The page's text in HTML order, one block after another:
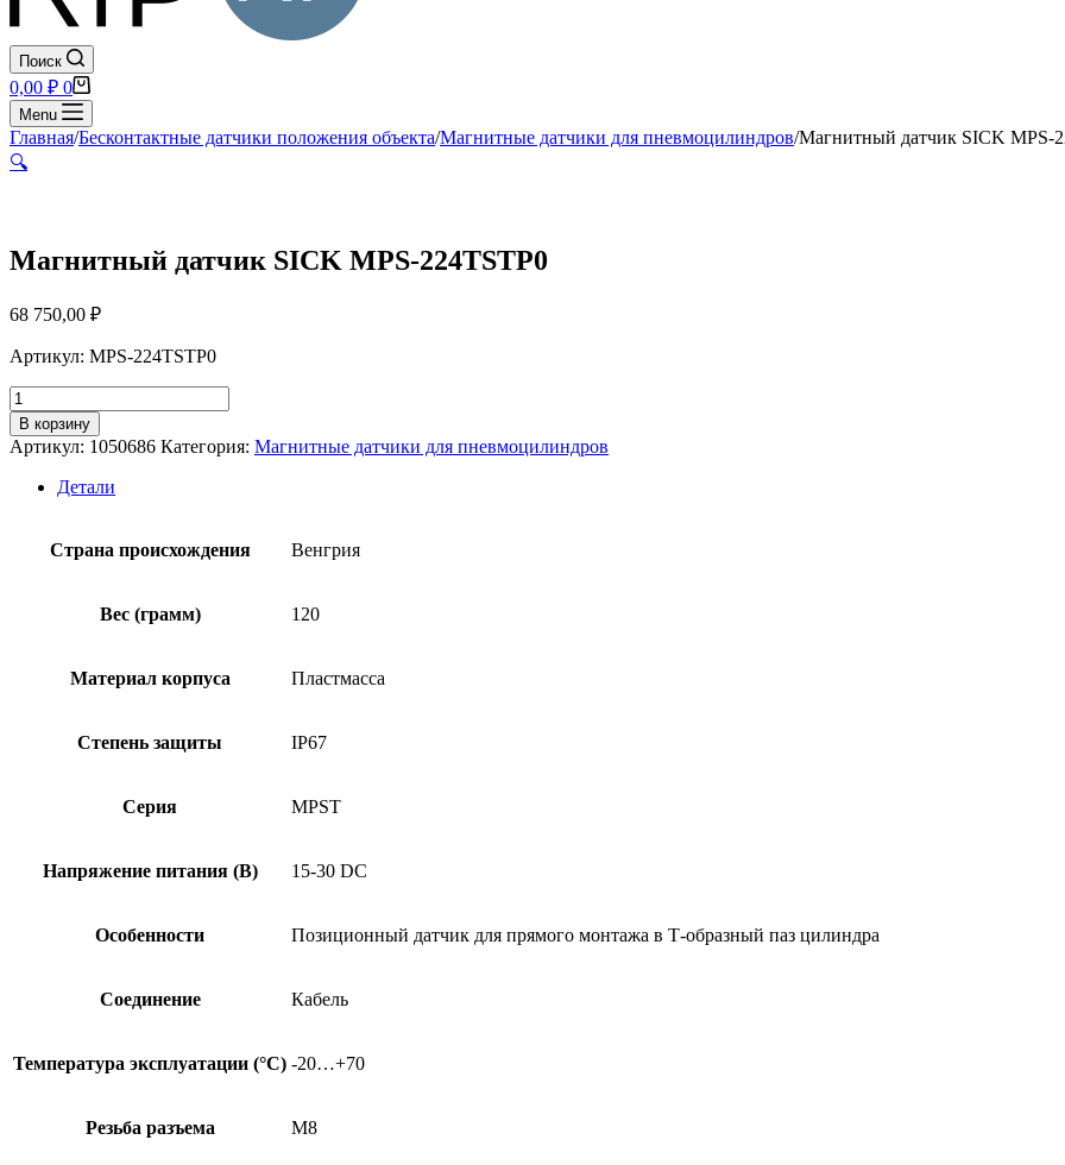
Поиск
Корзина
0,00 ₽ 0
Menu
Главная/Бесконтактные датчики положения объекта/Магнитные датчики для пневмоцилиндров/Магнитный датчик SICK MPS-
🔍
Магнитный датчик SICK MPS-224TSTP0
68 750,00 ₽
Артикул: MPS-224TSTP0
Количество
товара
Магнитный
датчик
SICK
В корзину
Артикул: 1050686 Категория: Магнитные датчики для пневмоцилиндров
Детали
Страна происхождения Венгрия
Вес (грамм) 120
Материал корпуса Пластмасса
Степень защиты IP67
Серия MPST
Напряжение питания (В) 15-30 DC
Особенности Позиционный датчик для прямого монтажа в Т-образный паз цилиндра
Соединение Кабель
Температура эксплуатации (°C) -20…+70
Резьба разъема M8